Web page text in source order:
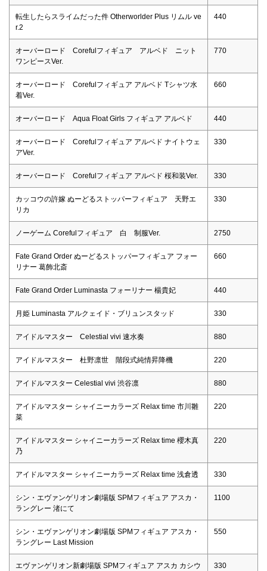
転生したらスライムだった件 Otherworlder Plus リムル ve
r.2
440
オーバーロード Corefulフィギュア アルベド ニット
ワンピースVer.
770
オーバーロード Corefulフィギュア アルベド Tシャツ水
着Ver.
660
オーバーロード Aqua Float Girls フィギュア アルベド 440
オーバーロード Corefulフィギュア アルベド ナイトウェ
アVer.
330
オーバーロード Corefulフィギュア アルベド 桜和装Ver. 330
カッコウの許嫁 ぬーどるストッパーフィギュア 天野エ
リカ
330
ノーゲーム Corefulフィギュア 白 制服Ver. 2750
Fate Grand Order ぬーどるストッパーフィギュア フォー
リナー 葛飾北斎
660
Fate Grand Order Luminasta フォーリナー 楊貴妃 440
月姫 Luminasta アルクェイド・ブリュンスタッド 330
アイドルマスター Celestial vivi 速水奏 880
アイドルマスター 杜野凛世 階段式純情昇降機 220
アイドルマスター Celestial vivi 渋谷凛 880
アイドルマスター シャイニーカラーズ Relax time 市川雛
菜
220
アイドルマスター シャイニーカラーズ Relax time 櫻木真
乃
220
アイドルマスター シャイニーカラーズ Relax time 浅倉透 330
シン・エヴァンゲリオン劇場版 SPMフィギュア アスカ・
ラングレー 渚にて
1100
シン・エヴァンゲリオン劇場版 SPMフィギュア アスカ・
ラングレー Last Mission
550
エヴァンゲリオン新劇場版 SPMフィギュア アスカ カシウ
330